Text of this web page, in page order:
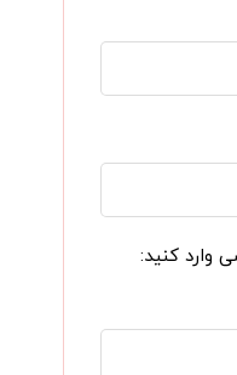
وارد کنید: